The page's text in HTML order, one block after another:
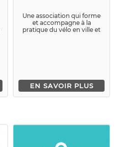
Une association qui forme
et accompagne à la
pratique du vélo en ville et
EN SAVOIR PLUS